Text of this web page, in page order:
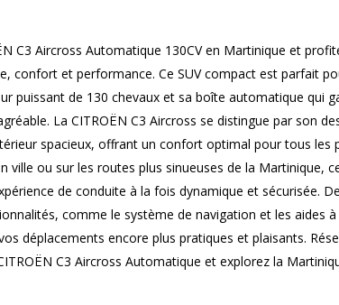
C3 Aircross Automatique 130CV en Martinique et
confort et performance. Ce SUV compact est parfait
puissant de 130 chevaux et sa boîte automatique qui
La CITROËN C3 Aircross se distingue par son
spacieux, offrant un confort optimal pour tous les
ville ou sur les routes plus sinueuses de la Martinique,
de conduite à la fois dynamique et sécurisée.
comme le système de navigation et les aides à
déplacements encore plus pratiques et plaisants.
C3 Aircross Automatique et explorez la